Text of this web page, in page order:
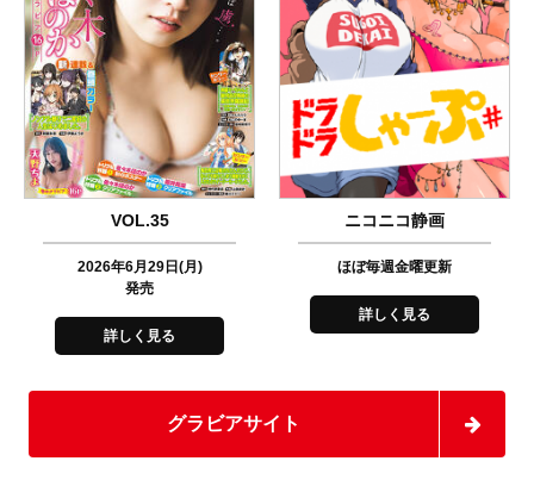
VOL.35
2026年6月29日(月)
発売
詳しく見る
ニコニコ静画
ほぼ毎週金曜更新
詳しく見る
グラビアサイト